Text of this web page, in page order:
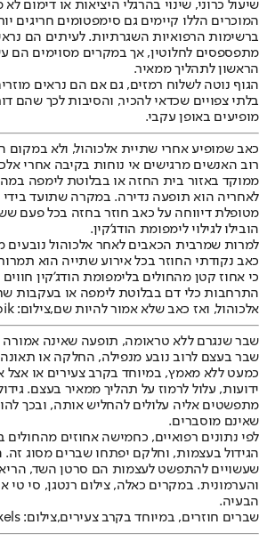
שיעול כרוני, שינוי בהרגלי היציאות או דימום
המוכרים הללו קיימים גם סימפטומים חריגים
ברשימות הרפואיות השגרתיות. לעיתים הם
מתפספסים לחלוטין, אך במקרים מסוימים הם
הראשון לתהליך ממאיר.
הגוף נוטה לשלוח רמזים, גם אם הם נראים
בלתי צפויים שכדאי להכיר, והסיבות לכך שהם
מופיעים באופן עקבי.
כאב שמופיע אחרי שתיית אלכוהול, ולא במקום
רוב האנשים מרגישים אי נוחות בקיבה אחרי
ממוקד באזור בית החזה או בבלוטת לימפה
לאחריה הוא תופעה נדירה. במקרה שתועד בידי
מטופלת דיווחה על כאב חוזר בחזה בכל פעם
הובילו לגילוי לימפומת הודג'קין.
למרות שמרבית הכאבים לאחר אלכוהול נובעים
כאב נקודתי החוזר בכל אירוע שתייה הוא
כי אחוז קטן מהחולים בלימפומת הודג'קין
התרחבות כלי דם בבלוטת לימפה או בעקבות
אלכוהול, ואז כאב שלא אמור להיות שם,צילום: Freepik
שבר שנגרם ללא טראומה, תופעה שאינה
שבר בעצם לרוב נובע מנפילה, החלקה או
כמעט ללא מאמץ, במיוחד בקרב צעירים או אצל
ידועות, עלול לרמוז על תהליך ממאיר בעצם.
מתפשטים אליה עלולים להחליש אותה, ובכך
שאינם מוסברים.
לפי נתונים רפואיים, כחמישה אחוזים מהחולים
הגידול בעצמות, וחלקם יפתחו שברים מסוג זה.
שעשויים להתפשט לעצמות הם סרטן השד,
הבעיה.
שברים חוזרים, במיוחד בקרב צעירים,צילום: Pexels